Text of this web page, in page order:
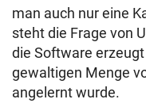
man auch nur eine
steht die Frage von
die Software
gewaltigen Menge
angelernt wurde.